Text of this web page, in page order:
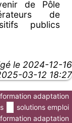
de Pôle
de
publics
le 2024-12-16
03-12 18:27
adaptation
solutions emploi
formation adaptation